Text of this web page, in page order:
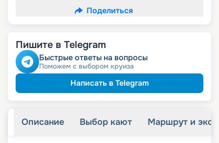
Поделиться
Пишите в Telegram
Быстрые ответы на вопросы
Поможем с выбором круиза
Написать в Telegram
Описание Выбор кают Маршрут и